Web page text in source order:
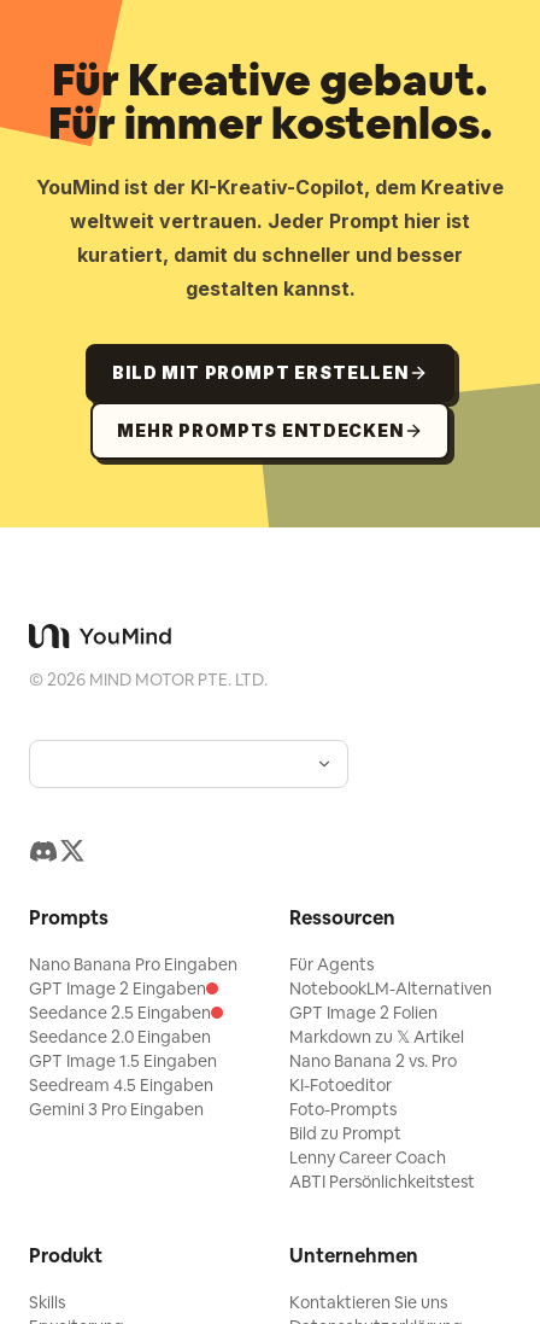
Für Kreative gebaut.
Für immer kostenlos.
YouMind ist der KI-Kreativ-Copilot, dem Kreative
weltweit vertrauen. Jeder Prompt hier ist
kuratiert, damit du schneller und besser
gestalten kannst.
BILD MIT PROMPT ERSTELLEN
MEHR PROMPTS ENTDECKEN
©2026 MIND MOTOR PTE. LTD.
Prompts
Nano Banana Pro Eingaben
GPT Image 2 Eingaben
Seedance 2.5 Eingaben
Seedance 2.0 Eingaben
GPT Image 1.5 Eingaben
Seedream 4.5 Eingaben
Gemini 3 Pro Eingaben
Ressourcen
Für Agents
NotebookLM-Alternativen
GPT Image 2 Folien
Markdown zu 𝕏 Artikel
Nano Banana 2 vs. Pro
KI-Fotoeditor
Foto-Prompts
Bild zu Prompt
Lenny Career Coach
ABTI Persönlichkeitstest
Produkt
Skills
Unternehmen
Kontaktieren Sie uns